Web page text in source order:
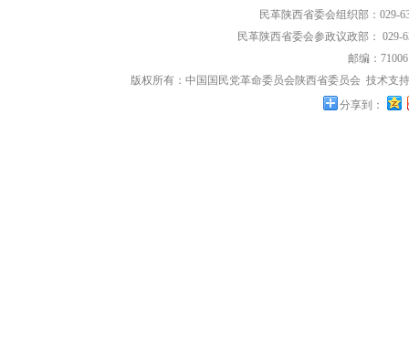
民革陕西省委会组织部：029-
民革陕西省委会参政议政部： 029-
邮编：
版权所有：中国国民党革命委员会陕西省委员会 技术支
分享到：